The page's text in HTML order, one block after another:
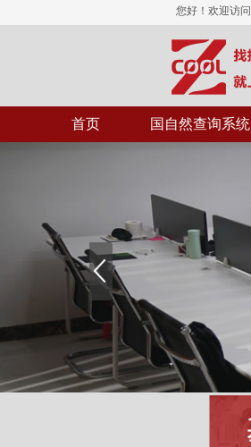
您好！欢迎访问
首页 国自然查询系统